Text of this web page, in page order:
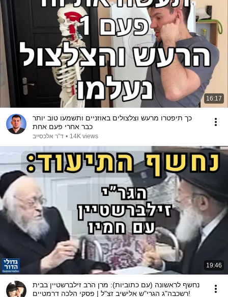
16:17
כך תיפטרו מרעש וצלצולים באוזניים ותשמעו טוב יותר
כבר אחרי פעם אחת
ד”ר אלכסייב • 14K views
19:46
נחשף לראשונה (עם כתוביות): מרן הרב זילברשטיין בבית
רשכבה"ג הגרי"ש אלישיב זצ"ל | פסקי הלכה דרמטיים!